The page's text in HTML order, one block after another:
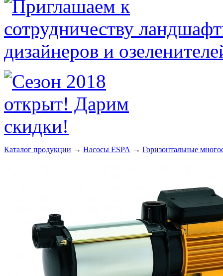
Каталог продукции → Насосы ESPA → Горизонтальные